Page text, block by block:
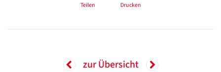
Teilen Drucken
zur Übersicht